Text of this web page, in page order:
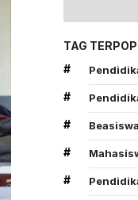
TAG
#
#
# Beasiswa
#
#